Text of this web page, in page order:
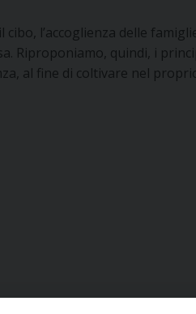
l’accoglienza delle
Riproponiamo, quindi, i
al fine di coltivare nel